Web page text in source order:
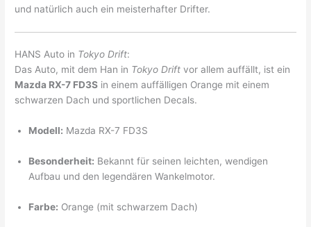
und natürlich auch ein meisterhafter Drifter.
HANS Auto in Tokyo Drift:
Das Auto, mit dem Han in Tokyo Drift vor allem auffällt, ist ein
Mazda RX-7 FD3S in einem auffälligen Orange mit einem
schwarzen Dach und sportlichen Decals.
Modell: Mazda RX-7 FD3S
Besonderheit: Bekannt für seinen leichten, wendigen
Aufbau und den legendären Wankelmotor.
Farbe: Orange (mit schwarzem Dach)